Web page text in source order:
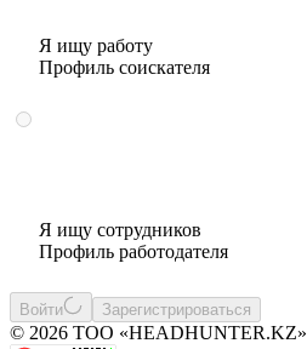
Я ищу работу
Профиль соискателя
Я ищу сотрудников
Профиль работодателя
Войти Зарегистрироваться
© 2026 ТОО «HEADHUNTER.KZ»